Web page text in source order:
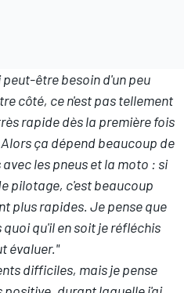
peut-être besoin d'un peu
côté, ce n'est pas tellement
rapide dès la première fois
ça dépend beaucoup de
les pneus et la moto : si
pilotage, c'est beaucoup
plus rapides. Je pense que
qu'il en soit je réfléchis
évaluer."
difficiles, mais je pense